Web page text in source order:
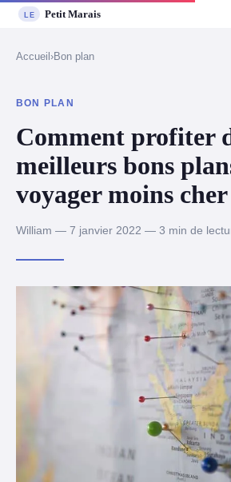
Accueil ›Bon plan
BON PLAN
Comment profiter
meilleurs bons
voyager moins cher
William — 7 janvier 2022 — 3 min de